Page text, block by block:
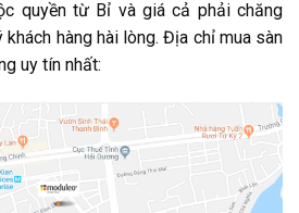
quyền từ Bỉ và giá cả phải chăng
hàng hài lòng. Địa chỉ mua sàn
uy tín nhất: